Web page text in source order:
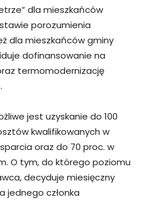
dla mieszkańców
porozumienia
dla mieszkańców gminy
dofinansowanie na
termomodernizację
jest uzyskanie do 100
kwalifikowanych w
oraz do 70 proc. w
O tym, do którego poziomu
decyduje miesięczny
jednego członka